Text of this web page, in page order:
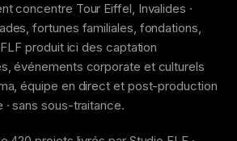
concentre Tour Eiffel, Invalides ·
fortunes familiales, fondations,
produit ici des captation
événements corporate et culturels
équipe en direct et post-production
sans sous-traitance.